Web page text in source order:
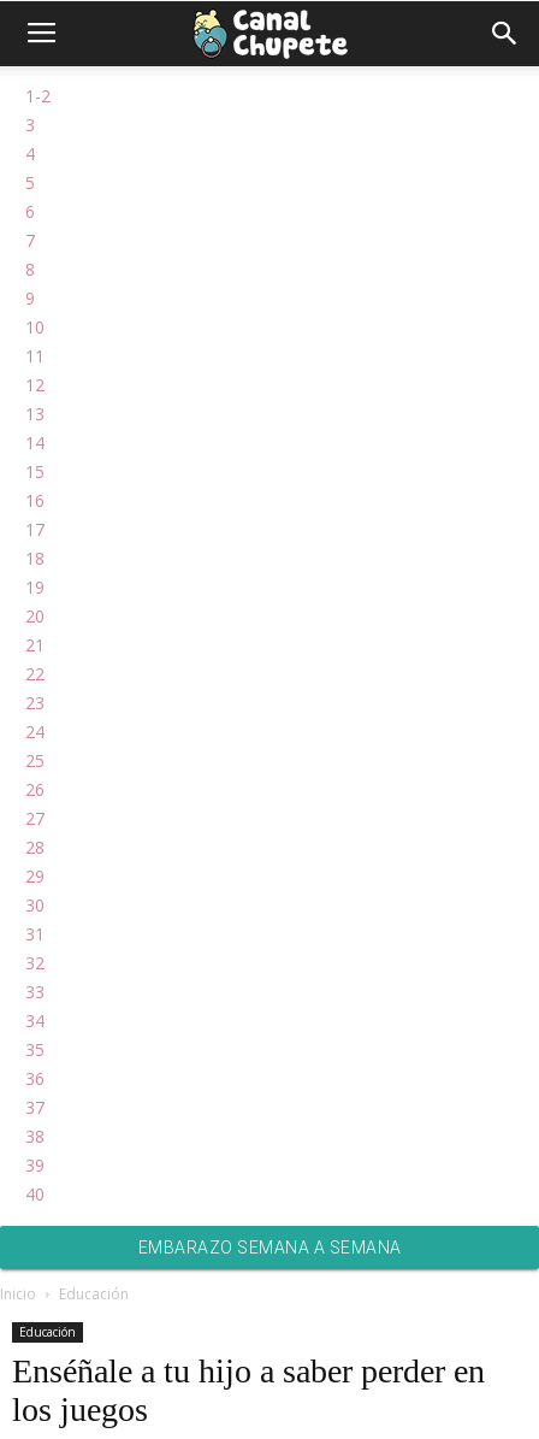
1-2
3
4
5
6
7
8
9
10
11
12
13
14
15
16
17
18
19
20
21
22
23
24
25
26
27
28
29
30
31
32
33
34
35
36
37
38
39
40
EMBARAZO SEMANA A SEMANA
Inicio Educación
Educación
Enséñale a tu hijo a saber perder en
los juegos